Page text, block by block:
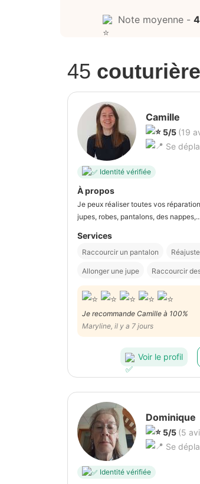
Note moyenne -
45
Camille
5/5 (19
Se
Identité vérifiée
À propos
Je peux réaliser toutes vos
jupes, robes, pantalons, des nappes,...
Services
Raccourcir un pantalon
Allonger une jupe Raccourcir
Je recommande Camille à 100%
Maryline, il y a 7 jours
Voir le profil
Dominique
5/5 (5
Se
Identité vérifiée